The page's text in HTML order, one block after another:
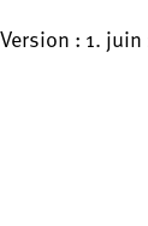
Version : 1. juin